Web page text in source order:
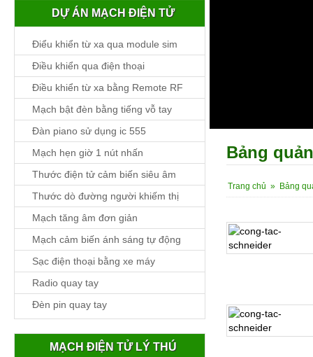
DỰ ÁN MẠCH ĐIỆN TỬ
Điểu khiển từ xa qua module sim
Điều khiển qua điện thoại
Điều khiển từ xa bằng Remote RF
Mạch bật đèn bằng tiếng vỗ tay
Đàn piano sử dụng ic 555
Mạch hẹn giờ 1 nút nhấn
Thước điện tử cảm biến siêu âm
Thước dò đường người khiếm thị
Mạch tăng âm đơn giản
Mạch cảm biến ánh sáng tự động
Sạc điện thoại bằng xe máy
Radio quay tay
Đèn pin quay tay
MẠCH ĐIỆN TỬ LÝ THÚ
Bảng
Trang chủ » Bảng